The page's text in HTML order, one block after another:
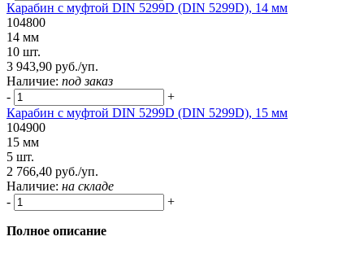
Карабин с муфтой DIN 5299D (DIN 5299D), 14 мм
104800
14 мм
10 шт.
3 943,90 руб./уп.
Наличие: под заказ
-
+
Карабин с муфтой DIN 5299D (DIN 5299D), 15 мм
104900
15 мм
5 шт.
2 766,40 руб./уп.
Наличие: на складе
-
+
Полное описание